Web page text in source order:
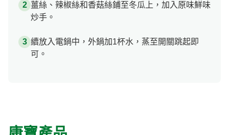
薑絲、辣椒絲和香菇絲鋪至冬瓜上，加入原味鮮味
炒手。
續放入電鍋中，外鍋加1杯水，蒸至開關跳起即
可。